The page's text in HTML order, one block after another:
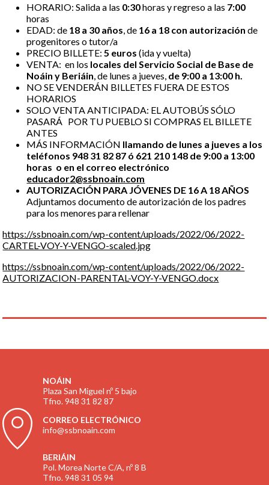
HORARIO: Salida a las 0:30horas y regreso a las 7:00
horas
EDAD: de 18 a 30 años , de 16 a 18 con autorizaciónde
progenitores o tutor/a
PRECIO BILLETE: 5 euros(ida y vuelta)
VENTA: en los locales del Servicio Social de Base de
Noáin y Beriáin , de lunes a jueves, de 9:00 a 13:00 h.
NO SE VENDERÁN BILLETES FUERA DE ESTOS
HORARIOS
SOLO VENTA ANTICIPADA: EL AUTOBÚS SÓLO
PASARÁ POR TU PUEBLO SI COMPRAS EL BILLETE
ANTES
MÁS INFORMACIÓN llamando de lunes a jueves a los
teléfonos 948 31 82 87 ó 621 210 148 de 9:00 a 13:00
horas o en el correo electrónico
educador2@ssbnoain.com
AUTORIZACIÓN PARA JÓVENES DE 16 A 18 AÑOS
Adjuntamos documento de autorización de los padres
para los menores para rellenar
https://ssbnoain.com/wp-content/uploads/2022/06/2022-
CARTEL-VOY-Y-VENGO-scaled.jpg
https://ssbnoain.com/wp-content/uploads/2022/06/2022-
AUTORIZACION-PARENTAL-VOY-Y-VENGO.docx
NOÁIN
Plaza San Miguel nº 5 bajo
Tfno. 948 31 82 87
CORREO ELECTRÓNICO
info@ssbnoain.com
BERIÁIN
Pol. Morea Norte C/A, nº 8 B
Tfno. 948 31 05 94